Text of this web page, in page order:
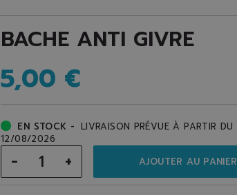
BACHE ANTI GIVRE
5,00 €
EN STOCK - LIVRAISON PRÉVUE À PARTIR DU
12/08/2026
- + AJOUTER AU PANIER